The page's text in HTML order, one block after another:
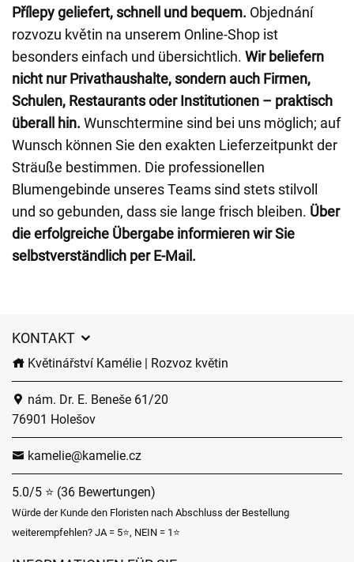
Přílepy geliefert, schnell und bequem. Objednání
rozvozu květin na unserem Online-Shop ist
besonders einfach und übersichtlich. Wir beliefern
nicht nur Privathaushalte, sondern auch Firmen,
Schulen, Restaurants oder Institutionen – praktisch
überall hin. Wunschtermine sind bei uns möglich; auf
Wunsch können Sie den exakten Lieferzeitpunkt der
Sträuße bestimmen. Die professionellen
Blumengebinde unseres Teams sind stets stilvoll
und so gebunden, dass sie lange frisch bleiben. Über
die erfolgreiche Übergabe informieren wir Sie
selbstverständlich per E-Mail.
KONTAKT
Květinářství Kamélie | Rozvoz květin
nám. Dr. E. Beneše 61/20
76901 Holešov
kamelie@kamelie.cz
5.0/5 ⭐ (36 Bewertungen)
Würde der Kunde den Floristen nach Abschluss der Bestellung
weiterempfehlen? JA = 5⭐, NEIN = 1⭐